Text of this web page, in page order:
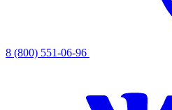
8 (800) 551-06-96